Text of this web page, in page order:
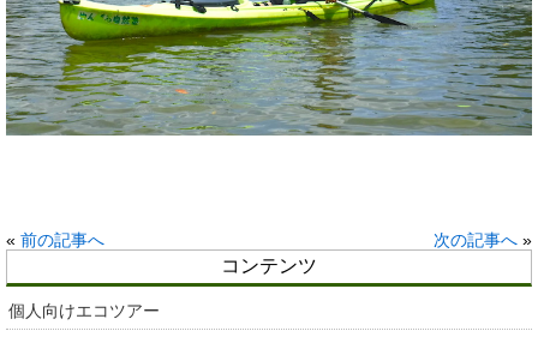
« 前の記事へ 次の記事へ »
コンテンツ
個人向けエコツアー